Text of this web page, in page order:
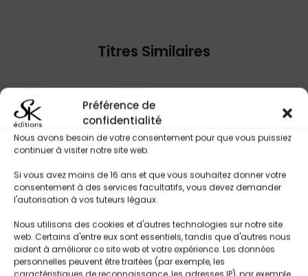
Préférence de
confidentialité
Nous avons besoin de votre consentement pour que vous puissiez
continuer à visiter notre site web.
Si vous avez moins de 16 ans et que vous souhaitez donner votre
consentement à des services facultatifs, vous devez demander
l'autorisation à vos tuteurs légaux.
Nous utilisons des cookies et d'autres technologies sur notre site
web. Certains d'entre eux sont essentiels, tandis que d'autres nous
aident à améliorer ce site web et votre expérience. Les données
personnelles peuvent être traitées (par exemple, les
Titres Similaires